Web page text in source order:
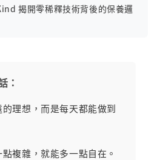
揭開零稀釋技術背後的保養邏
：
理想，而是每天都能做到
複雜，就能多一點自在。